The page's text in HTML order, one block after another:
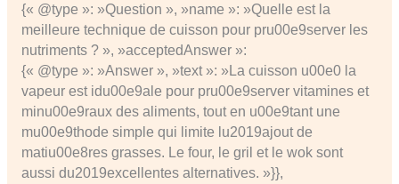
{« @type »: »Question », »name »: »Quelle est la
meilleure technique de cuisson pour pru00e9server les
nutriments ? », »acceptedAnswer »:
{« @type »: »Answer », »text »: »La cuisson u00e0 la
vapeur est idu00e9ale pour pru00e9server vitamines et
minu00e9raux des aliments, tout en u00e9tant une
mu00e9thode simple qui limite lu2019ajout de
matiu00e8res grasses. Le four, le gril et le wok sont
aussi du2019excellentes alternatives. »}},